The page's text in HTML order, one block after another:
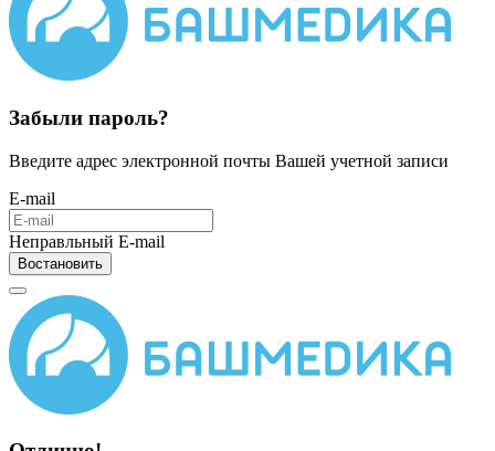
Забыли пароль?
Введите адрес электронной почты Вашей учетной записи
E-mail
Неправльный E-mail
Востановить